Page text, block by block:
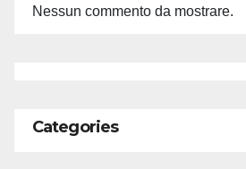
Nessun commento da mostrare.
Categories